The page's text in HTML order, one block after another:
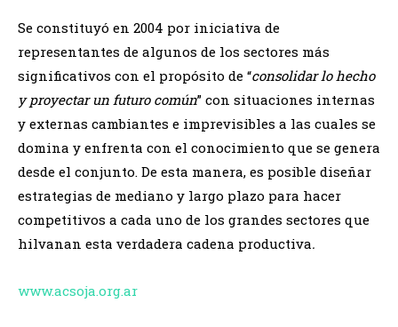
Se constituyó en 2004 por iniciativa de
representantes de algunos de los sectores más
significativos con el propósito de “consolidar lo hecho
y proyectar un futuro común” con situaciones internas
y externas cambiantes e imprevisibles a las cuales se
domina y enfrenta con el conocimiento que se genera
desde el conjunto. De esta manera, es posible diseñar
estrategias de mediano y largo plazo para hacer
competitivos a cada uno de los grandes sectores que
hilvanan esta verdadera cadena productiva.
www.acsoja.org.ar